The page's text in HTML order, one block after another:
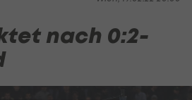
nach 0:2-